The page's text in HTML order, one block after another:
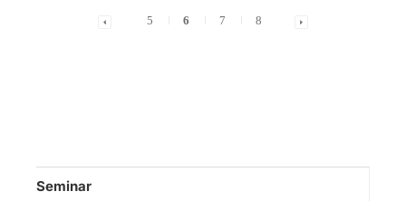
5 6 7 8
Seminar